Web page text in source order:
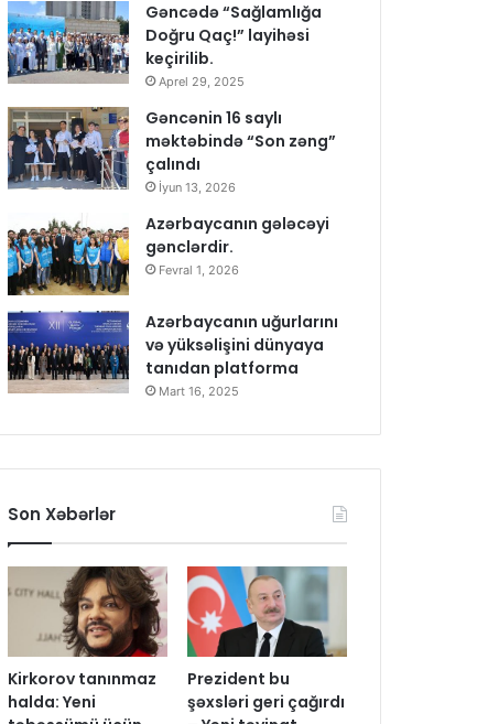
Gəncədə “Sağlamlığa
Doğru Qaç!” layihəsi
keçirilib.
Aprel 29, 2025
Gəncənin 16 saylı
məktəbində “Son zəng”
çalındı
İyun 13, 2026
Azərbaycanın gələcəyi
gənclərdir.
Fevral 1, 2026
Azərbaycanın uğurlarını
və yüksəlişini dünyaya
tanıdan platforma
Mart 16, 2025
Son Xəbərlər
Kirkorov tanınmaz
halda: Yeni
Prezident bu
şəxsləri geri çağırdı